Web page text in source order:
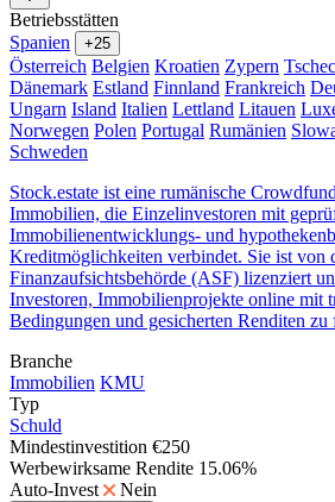
Betriebsstätten
Spanien
+25
Österreich Belgien Kroatien Zypern
Dänemark Estland Finnland Frankreich
Ungarn Island Italien Lettland Litauen
Norwegen Polen Portugal Rumänien
Schweden
Stock.estate ist eine rumänische
Immobilien, die Einzelinvestoren mit
Immobilienentwicklungs- und
Kreditmöglichkeiten verbindet. Sie ist von
Finanzaufsichtsbehörde (ASF) lizenziert
Investoren, Immobilienprojekte online mit
Bedingungen und gesicherten Renditen zu
Branche
Immobilien KMU
Typ
Schuld
Mindestinvestition €250
Werbewirksame Rendite 15.06%
Auto-Invest
Nein